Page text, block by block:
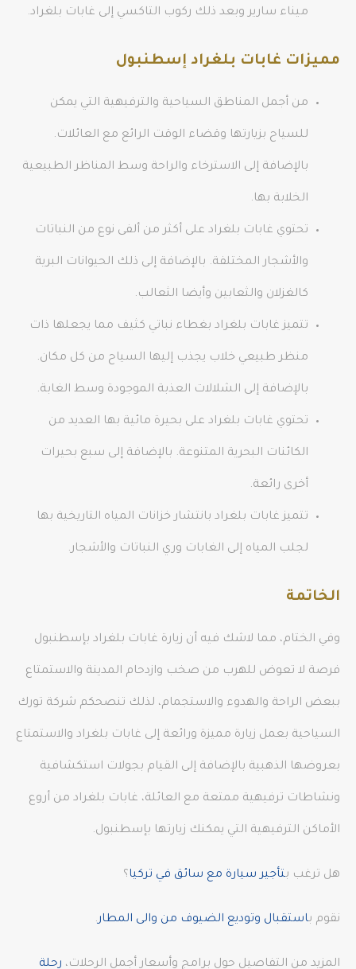
ميناء سارير وبعد ذلك ركوب التاكسي إلى غابات بلغراد.
مميزات غابات بلغراد إسطنبول
من أجمل المناطق السياحية والترفيهية التي يمكن
للسياح بزيارتها وقضاء الوقت الرائع مع العائلات.
بالإضافة إلى الاسترخاء والراحة وسط المناظر الطبيعية
الخلابة بها.
تحتوي غابات بلغراد على أكثر من ألفى نوع من النباتات
والأشجار المختلفة. بالإضافة إلى ذلك الحيوانات البرية
كالغزلان والثعابين وأيضا الثعالب.
تتميز غابات بلغراد بغطاء نباتي كثيف مما يجعلها ذات
منظر طبيعي خلاب يجذب إليها السياح من كل مكان.
بالإضافة إلى الشلالات العذبة الموجودة وسط الغابة.
تحتوي غابات بلغراد على بحيرة مائية بها العديد من
الكائنات البحرية المتنوعة. بالإضافة إلى سبع بحيرات
أخرى رائعة.
تتميز غابات بلغراد بانتشار خزانات المياه التاريخية بها
لجلب المياه إلى الغابات وري النباتات والأشجار.
الخاتمة
وفي الختام، مما لاشك فيه أن زيارة غابات بلغراد بإسطنبول
فرصة لا تعوض للهرب من صخب وازدحام المدينة والاستمتاع
ببعض الراحة والهدوء والاستجمام، لذلك تنصحكم شركة تورك
السياحية بعمل زيارة مميزة ورائعة إلى غابات بلغراد والاستمتاع
بعروضها الذهبية بالإضافة إلى القيام بجولات استكشافية
ونشاطات ترفيهية ممتعة مع العائلة، غابات بلغراد من أروع
الأماكن الترفيهية التي يمكنك زيارتها بإسطنبول.
هل ترغب بتأجير سيارة مع سائق في تركيا ؟
نقوم باستقبال وتوديع الضيوف من والى المطار.
المزيد من التفاصيل حول برامج وأسعار أجمل الرحلات، رحلة